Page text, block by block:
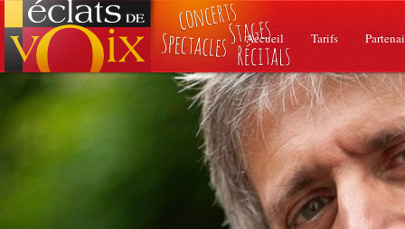
Accueil Tarifs